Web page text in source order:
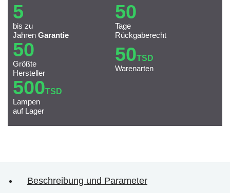
5
bis zu
Jahren Garantie
50
Tage
Rückgaberecht
50
Größte
Hersteller
50TSD
Warenarten
500TSD
Lampen
auf Lager
Beschreibung und Parameter